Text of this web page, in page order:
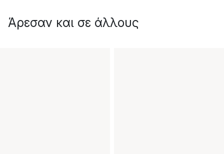
Άρεσαν και σε άλλους